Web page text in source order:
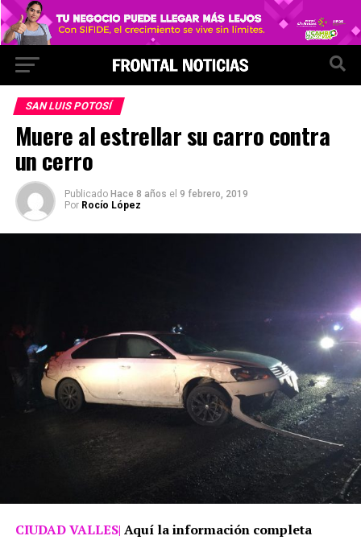
SAN LUIS POTOSÍ
Muere al estrellar su carro contra
un cerro
Publicado Hace 8 años el 9 febrero, 2019
Por Rocío López
CIUDAD VALLES| Aquí la información completa